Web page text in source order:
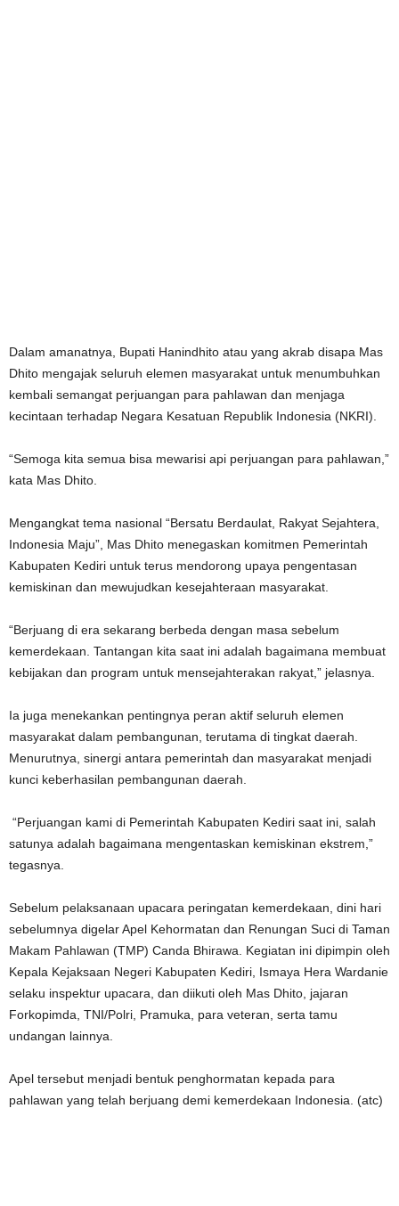
Dalam amanatnya, Bupati Hanindhito atau yang akrab disapa Mas
Dhito mengajak seluruh elemen masyarakat untuk menumbuhkan
kembali semangat perjuangan para pahlawan dan menjaga
kecintaan terhadap Negara Kesatuan Republik Indonesia (NKRI).
“Semoga kita semua bisa mewarisi api perjuangan para pahlawan,”
kata Mas Dhito.
Mengangkat tema nasional “Bersatu Berdaulat, Rakyat Sejahtera,
Indonesia Maju”, Mas Dhito menegaskan komitmen Pemerintah
Kabupaten Kediri untuk terus mendorong upaya pengentasan
kemiskinan dan mewujudkan kesejahteraan masyarakat.
“Berjuang di era sekarang berbeda dengan masa sebelum
kemerdekaan. Tantangan kita saat ini adalah bagaimana membuat
kebijakan dan program untuk mensejahterakan rakyat,” jelasnya.
Ia juga menekankan pentingnya peran aktif seluruh elemen
masyarakat dalam pembangunan, terutama di tingkat daerah.
Menurutnya, sinergi antara pemerintah dan masyarakat menjadi
kunci keberhasilan pembangunan daerah.
“Perjuangan kami di Pemerintah Kabupaten Kediri saat ini, salah
satunya adalah bagaimana mengentaskan kemiskinan ekstrem,”
tegasnya.
Sebelum pelaksanaan upacara peringatan kemerdekaan, dini hari
sebelumnya digelar Apel Kehormatan dan Renungan Suci di Taman
Makam Pahlawan (TMP) Canda Bhirawa. Kegiatan ini dipimpin oleh
Kepala Kejaksaan Negeri Kabupaten Kediri, Ismaya Hera Wardanie
selaku inspektur upacara, dan diikuti oleh Mas Dhito, jajaran
Forkopimda, TNI/Polri, Pramuka, para veteran, serta tamu
undangan lainnya.
Apel tersebut menjadi bentuk penghormatan kepada para
pahlawan yang telah berjuang demi kemerdekaan Indonesia. (atc)